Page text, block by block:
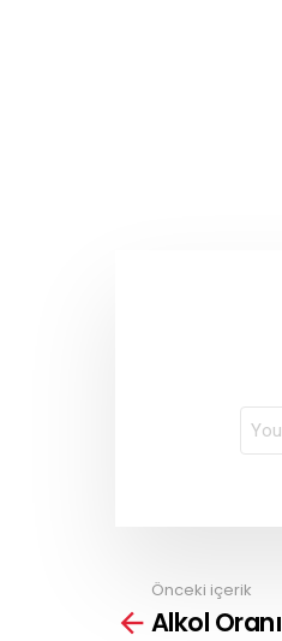
more
Önceki içerik
Alkol